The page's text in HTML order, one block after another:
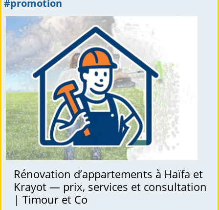
#promotion
Rénovation d’appartements à Haïfa et
Krayot — prix, services et consultation
| Timour et Co